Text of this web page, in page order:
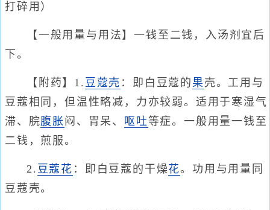
打碎用）
【一般用量与用法】一钱至二钱，入汤剂宜后
下。
【附药】1. 豆蔻壳 ：即白豆蔻的 果 壳。工用与
豆蔻相同，但温性略减，力亦较弱。适用于寒湿气
滞、脘腹胀 闷、胃呆、 呕吐等症。一般用量一钱至
二钱，煎服。
2. 豆蔻花 ：即白豆蔻的干燥花。功用与用量同
豆蔻壳。